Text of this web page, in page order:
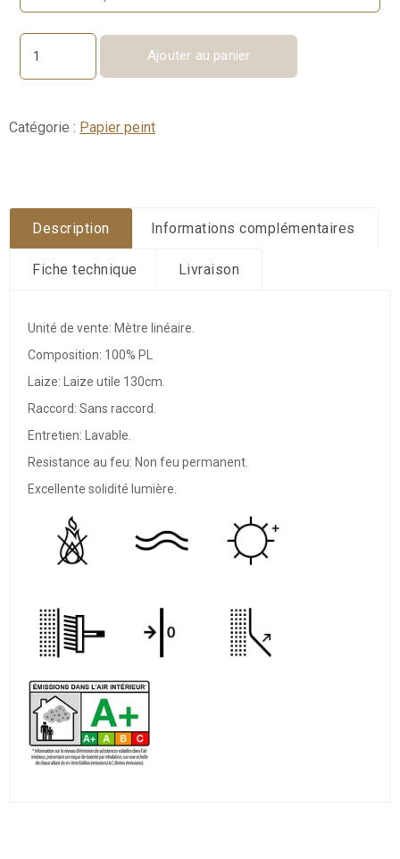
quantité
de
Ajouter au panier
Catégorie : Papier peint
Description Informations complémentaires
Fiche technique Livraison
Unité de vente: Mètre linéaire.
Composition: 100% PL
Laize: Laize utile 130cm.
Raccord: Sans raccord.
Entretien: Lavable.
Resistance au feu: Non feu permanent.
Excellente solidité lumière.